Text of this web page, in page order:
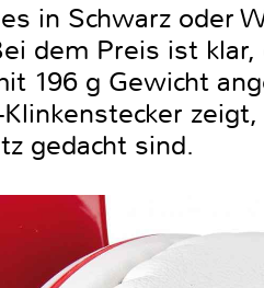
in Schwarz oder
dem Preis ist
196 g Gewicht
gedacht sind.